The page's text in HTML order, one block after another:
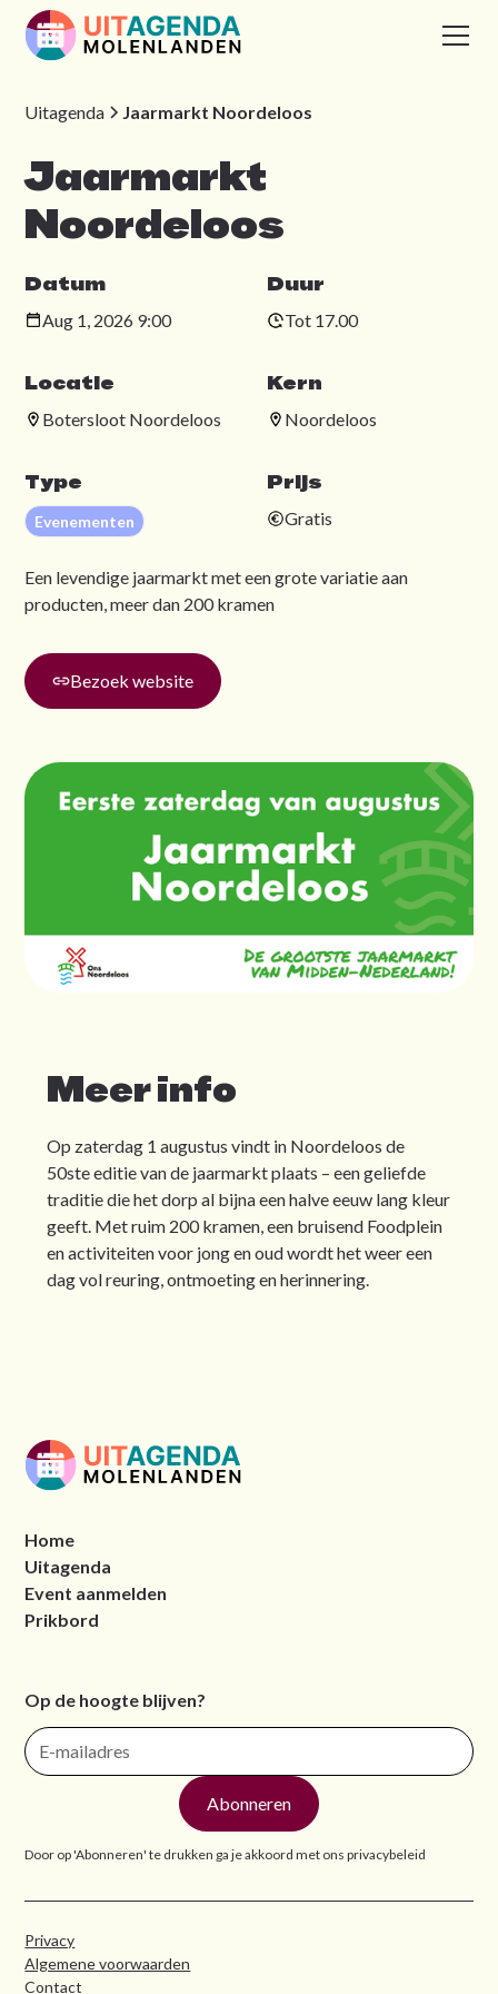
Uitagenda Jaarmarkt Noordeloos
Jaarmarkt
Noordeloos
Datum
Aug 1, 2026 9:00
Duur
Tot 17.00
Locatie
Botersloot Noordeloos
Kern
Noordeloos
Type
Evenementen
Prijs
Gratis
Een levendige jaarmarkt met een grote variatie aan
producten, meer dan 200 kramen
Bezoek website
Meer info
Op zaterdag 1 augustus vindt in Noordeloos de
50ste editie van de jaarmarkt plaats – een geliefde
traditie die het dorp al bijna een halve eeuw lang kleur
geeft. Met ruim 200 kramen, een bruisend Foodplein
en activiteiten voor jong en oud wordt het weer een
dag vol reuring, ontmoeting en herinnering.
Home
Uitagenda
Event aanmelden
Prikbord
Op de hoogte blijven?
Door op 'Abonneren' te drukken ga je akkoord met onsprivacybeleid
Privacy
Algemene voorwaarden
Contact